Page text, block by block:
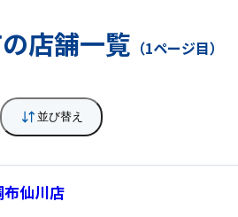
店舗一覧 （1ページ目）
並び替え
仙川店